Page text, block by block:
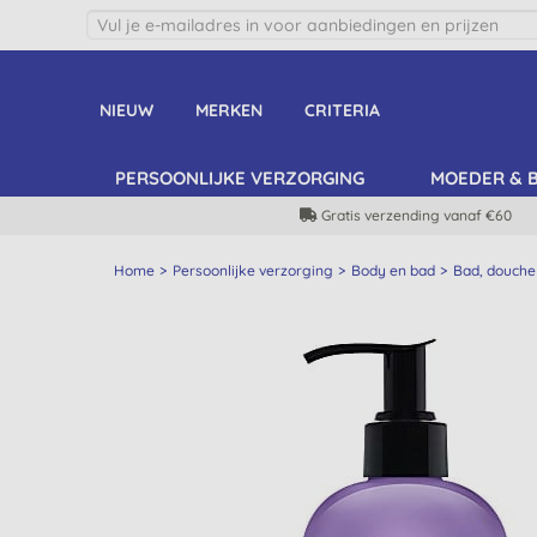
NIEUW MERKEN CRITERIA
PERSOONLIJKE VERZORGING MOEDER &
Gratis verzending vanaf €60
Home Persoonlijke verzorging Body en bad Bad,